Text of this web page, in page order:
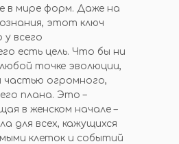
в мире форм. Даже на
этот ключ
всего
есть цель. Что бы ни
точке эволюции,
частью огромного,
плана. Это –
в женском начале –
для всех, кажущихся
клеток и событий